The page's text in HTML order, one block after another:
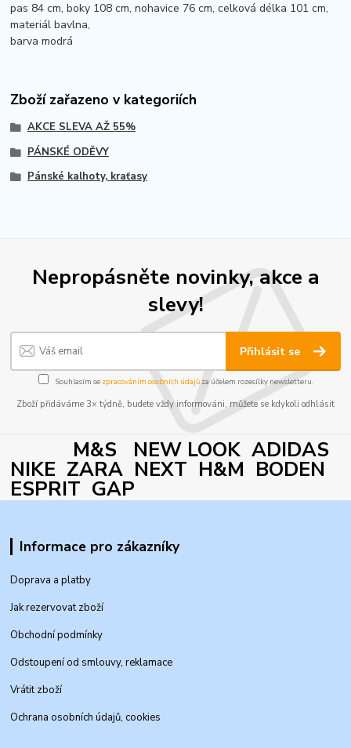
pas 84 cm, boky 108 cm, nohavice 76 cm, celková délka 101 cm,
materiál bavlna,
barva modrá
Zboží zařazeno v kategoriích
AKCE SLEVA AŽ 55%
PÁNSKÉ ODĚVY
Pánské kalhoty, kraťasy
Nepropásněte novinky, akce a
slevy!
Přihlásit se
Souhlasím se zpracováním osobních údajůza účelem rozesílky newsletteru.
Zboží přidáváme 3× týdně, budete vždy informováni, můžete se kdykoli odhlásit
M&S NEW LOOK ADIDAS
NIKE ZARA NEXT H&M BODEN
ESPRIT GAP
Informace pro zákazníky
Doprava a platby
Jak rezervovat zboží
Obchodní podmínky
Odstoupení od smlouvy, reklamace
Vrátit zboží
Ochrana osobních údajů, cookies